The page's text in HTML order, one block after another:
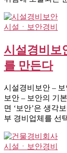
시설ㆍ보안경비
시설경비보
를 만든다
시설경비보안 –
보안 – 보안의 기
면 ‘보안’은 생각
부 경비업체를 선
시설ㆍ보안경비